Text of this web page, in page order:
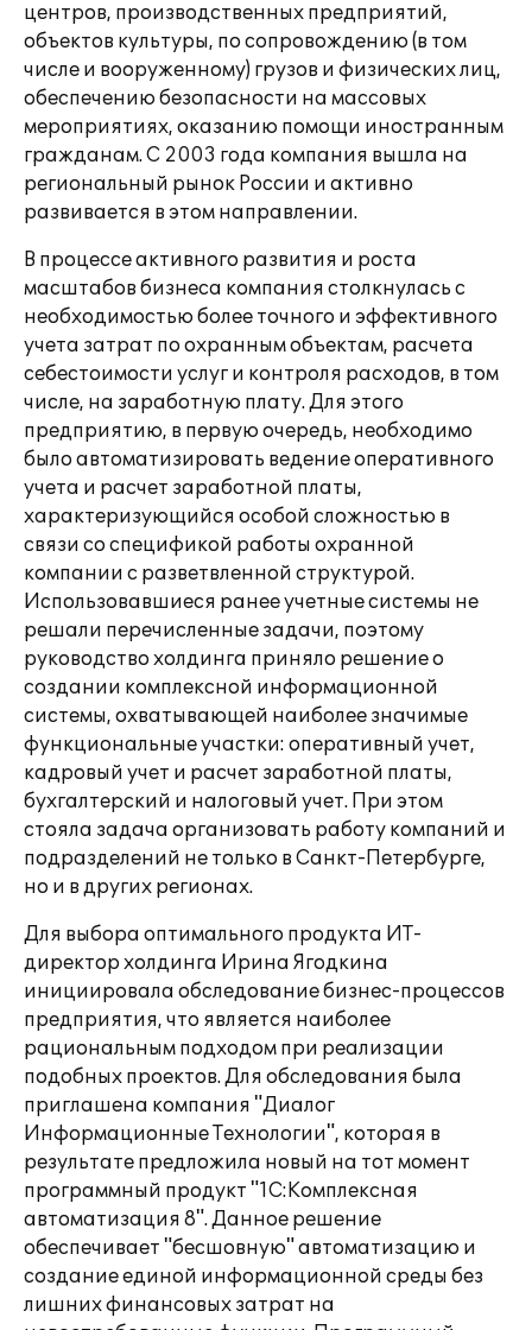
центров, производственных предприятий,
объектов культуры, по сопровождению (в том
числе и вооруженному) грузов и физических лиц,
обеспечению безопасности на массовых
мероприятиях, оказанию помощи иностранным
гражданам. С 2003 года компания вышла на
региональный рынок России и активно
развивается в этом направлении.
В процессе активного развития и роста
масштабов бизнеса компания столкнулась с
необходимостью более точного и эффективного
учета затрат по охранным объектам, расчета
себестоимости услуг и контроля расходов, в том
числе, на заработную плату. Для этого
предприятию, в первую очередь, необходимо
было автоматизировать ведение оперативного
учета и расчет заработной платы,
характеризующийся особой сложностью в
связи со спецификой работы охранной
компании с разветвленной структурой.
Использовавшиеся ранее учетные системы не
решали перечисленные задачи, поэтому
руководство холдинга приняло решение о
создании комплексной информационной
системы, охватывающей наиболее значимые
функциональные участки: оперативный учет,
кадровый учет и расчет заработной платы,
бухгалтерский и налоговый учет. При этом
стояла задача организовать работу компаний и
подразделений не только в Санкт-Петербурге,
но и в других регионах.
Для выбора оптимального продукта ИТ-
директор холдинга Ирина Ягодкина
инициировала обследование бизнес-процессов
предприятия, что является наиболее
рациональным подходом при реализации
подобных проектов. Для обследования была
приглашена компания "Диалог
Информационные Технологии", которая в
результате предложила новый на тот момент
программный продукт "1С:Комплексная
автоматизация 8". Данное решение
обеспечивает "бесшовную" автоматизацию и
создание единой информационной среды без
лишних финансовых затрат на